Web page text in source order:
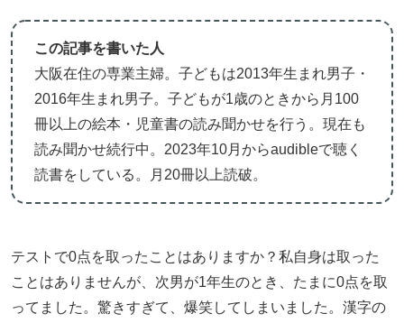
この記事を書いた人
大阪在住の専業主婦。子どもは2013年生まれ男子・
2016年生まれ男子。子どもが1歳のときから月100
冊以上の絵本・児童書の読み聞かせを行う。現在も
読み聞かせ続行中。2023年10月からaudibleで聴く
読書をしている。月20冊以上読破。
テストで0点を取ったことはありますか？私自身は取った
ことはありませんが、次男が1年生のとき、たまに0点を取
ってました。驚きすぎて、爆笑してしまいました。漢字の